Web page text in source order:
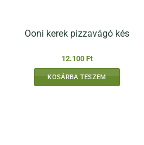
Ooni kerek pizzavágó kés
12.100 Ft
KOSÁRBA TESZEM